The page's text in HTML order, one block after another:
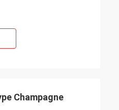
Champagne